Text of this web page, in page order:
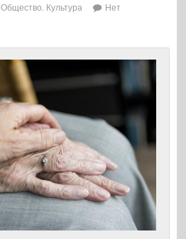
Общество. Культура
Нет